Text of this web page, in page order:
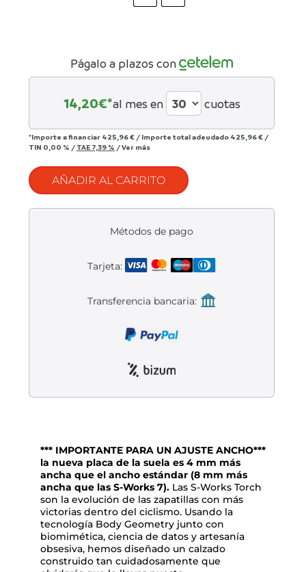
Págalo a plazos con
14,20€*al mes en cuotas
*Importe a financiar 425,96 € / Importe total adeudado 425,96 € /
TIN 0,00 % / TAE 7,39 % /Ver más
AÑADIR AL CARRITO
Métodos de pago
Tarjeta:
Transferencia bancaria:
*** IMPORTANTE PARA UN AJUSTE ANCHO***
la nueva placa de la suela es 4 mm más
ancha que el ancho estándar (8 mm más
ancha que las S-Works 7). Las S-Works Torch
son la evolución de las zapatillas con más
victorias dentro del ciclismo. Usando la
tecnología Body Geometry junto con
biomimética, ciencia de datos y artesanía
obsesiva, hemos diseñado un calzado
construido tan cuidadosamente que